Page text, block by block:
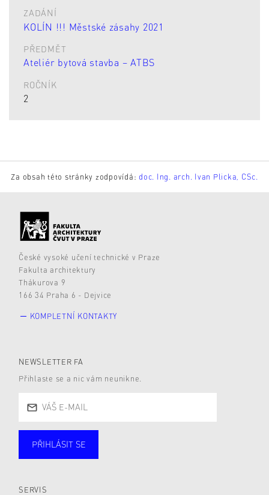
ZADÁNÍ
KOLÍN !!! Městské zásahy 2021
PŘEDMĚT
Ateliér bytová stavba – ATBS
ROČNÍK
2
Za obsah této stránky zodpovídá: doc. Ing. arch. Ivan Plicka, CSc.
České vysoké učení technické v Praze
Fakulta architektury
Thákurova 9
166 34 Praha 6 - Dejvice
KOMPLETNÍ KONTAKTY
NEWSLETTER FA
Přihlaste se a nic vám neunikne.
PŘIHLÁSIT SE
SERVIS